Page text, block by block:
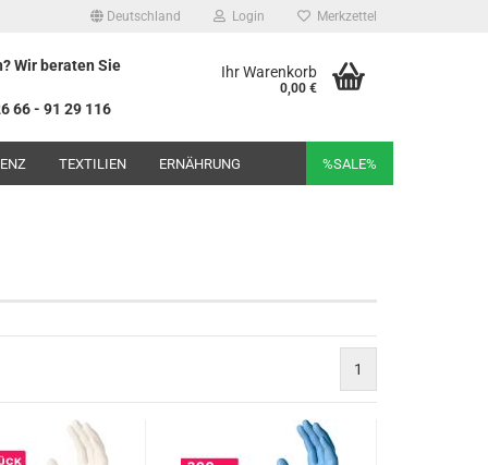
Deutschland Login Merkzettel
Wir beraten Sie
66 - 91 29 116
Ihr Warenkorb
0,00 €
TEXTILIEN ERNÄHRUNG %SALE%
1